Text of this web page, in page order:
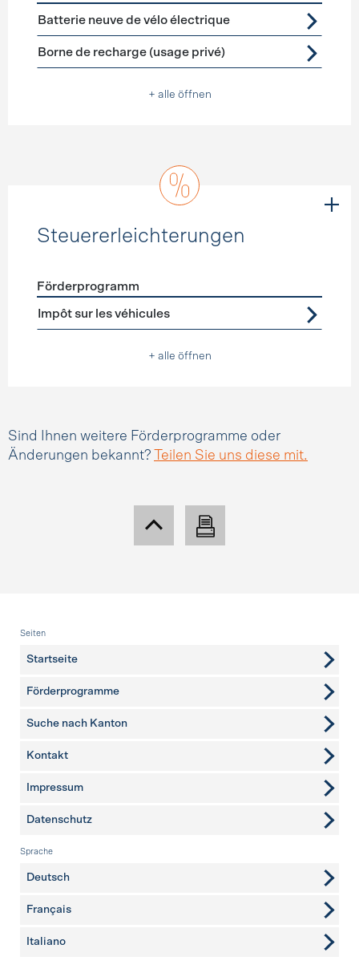
Förderprogramme Ladeinfrastruktur
Batterie neuve de vélo électrique
Borne de recharge (usage privé)
+ alle öffnen
Steuererleichterungen
Förderprogramme Steuererleichterungen
Förderprogramm
Impôt sur les véhicules
+ alle öffnen
Sind Ihnen weitere Förderprogramme oder
Änderungen bekannt?
Teilen Sie uns diese mit.
Fusszeile
Seiten
Startseite
Förderprogramme
Suche nach Kanton
weitere Seiten
Kontakt
Impressum
Datenschutz
Sprache
Deutsch
Français
Italiano